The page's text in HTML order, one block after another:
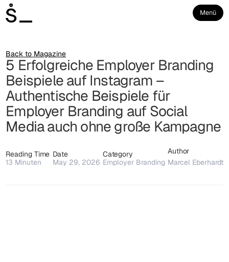
Menü
Back to Magazine
5 Erfolgreiche Employer Branding
Beispiele auf Instagram –
Authentische Beispiele für
Employer Branding auf Social
Media auch ohne große Kampagne
Reading Time
13 Minuten
Date
May 29, 2026
Category
Employer Branding
Author
Marcel Eberhardt